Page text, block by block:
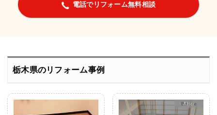
電話でリフォーム無料相談
栃木県のリフォーム事例
After